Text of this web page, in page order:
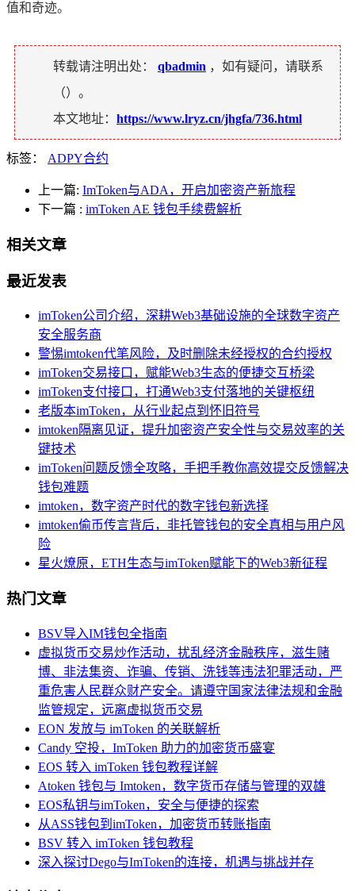
值和奇迹。
转载请注明出处： qbadmin ，如有疑问，请联系
（）。
本文地址： https://www.lryz.cn/jhgfa/736.html
标签： ADPY合约
上一篇: ImToken与ADA，开启加密资产新旅程
下一篇 : imToken AE 钱包手续费解析
相关文章
最近发表
imToken公司介绍，深耕Web3基础设施的全球数字资产
安全服务商
警惕imtoken代笔风险，及时删除未经授权的合约授权
imToken交易接口，赋能Web3生态的便捷交互桥梁
imToken支付接口，打通Web3支付落地的关键枢纽
老版本imToken，从行业起点到怀旧符号
imtoken隔离见证，提升加密资产安全性与交易效率的关
键技术
imToken问题反馈全攻略，手把手教你高效提交反馈解决
钱包难题
imtoken，数字资产时代的数字钱包新选择
imtoken偷币传言背后，非托管钱包的安全真相与用户风
险
星火燎原，ETH生态与imToken赋能下的Web3新征程
热门文章
BSV导入IM钱包全指南
虚拟货币交易炒作活动，扰乱经济金融秩序，滋生赌
博、非法集资、诈骗、传销、洗钱等违法犯罪活动，严
重危害人民群众财产安全。请遵守国家法律法规和金融
监管规定，远离虚拟货币交易
EON 发放与 imToken 的关联解析
Candy 空投，ImToken 助力的加密货币盛宴
EOS 转入 imToken 钱包教程详解
Atoken 钱包与 Imtoken，数字货币存储与管理的双雄
EOS私钥与imToken，安全与便捷的探索
从ASS钱包到imToken，加密货币转账指南
BSV 转入 imToken 钱包教程
深入探讨Dego与ImToken的连接，机遇与挑战并存